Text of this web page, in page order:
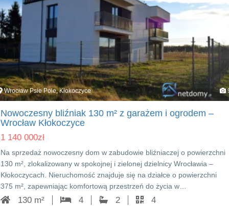
Wrocław Psie Pole, Kłokoczyce
Nowoczesny bliźniak 130 m² z garażem i ogrodem –
Wrocław Kłokoczyce
1 140 000zł
Na sprzedaż nowoczesny dom w zabudowie bliźniaczej o powierzchni
130 m², zlokalizowany w spokojnej i zielonej dzielnicy Wrocławia –
Kłokoczycach. Nieruchomość znajduje się na działce o powierzchni
375 m², zapewniając komfortową przestrzeń do życia w…
130 m² 4 2 4